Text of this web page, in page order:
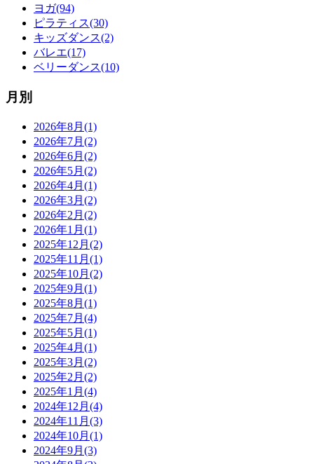
ヨガ(94)
ピラティス(30)
キッズダンス(2)
バレエ(17)
ベリーダンス(10)
月別
2026年8月(1)
2026年7月(2)
2026年6月(2)
2026年5月(2)
2026年4月(1)
2026年3月(2)
2026年2月(2)
2026年1月(1)
2025年12月(2)
2025年11月(1)
2025年10月(2)
2025年9月(1)
2025年8月(1)
2025年7月(4)
2025年5月(1)
2025年4月(1)
2025年3月(2)
2025年2月(2)
2025年1月(4)
2024年12月(4)
2024年11月(3)
2024年10月(1)
2024年9月(3)